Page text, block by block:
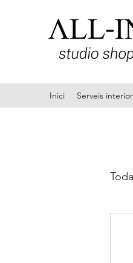
Inici Serveis